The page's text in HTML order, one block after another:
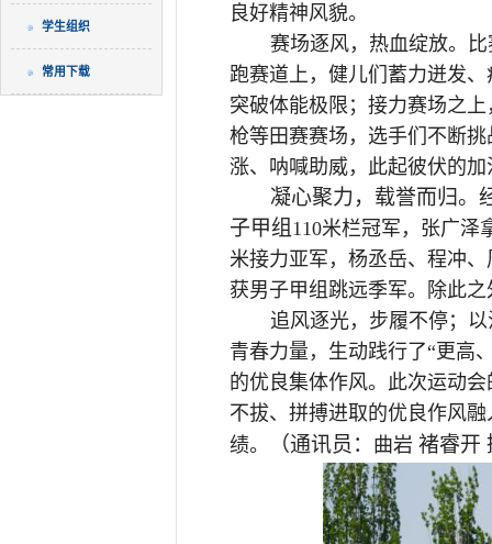
学生组织
常用下载
良好精神风貌。
赛场逐风，热血绽放。
跑赛道上，健儿们蓄力迸发
突破体能极限；接力赛场之
枪等田赛赛场，选手们不断
涨、呐喊助威，此起彼伏的
凝心聚力，载誉而归。
子甲组 110米栏冠军，张广泽
米接力亚军，杨丞岳、程冲
获男子甲组跳远季军。除此
追风逐光，步履不停；
青春力量，生动践行了“更高
的优良集体作风。此次运动
不拔、拼搏进取的优良作风
绩。
（通讯员： 曲岩 褚睿开